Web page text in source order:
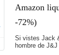
Amazon
-72%)
Si vistes Jack
hombre de